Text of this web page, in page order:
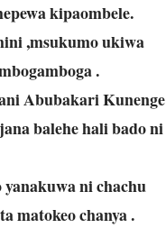
kipaombele.
,msukumo ukiwa
.
Abubakari Kunenge
balehe hali bado ni
ni chachu
matokeo chanya .